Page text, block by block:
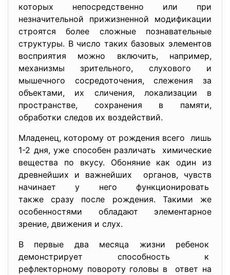
которых непосредственно или при
незначительной прижизненной модификации
строятся более сложные познавательные
структуры. В число таких базовых элементов
восприятия можно включить, например,
механизмы зрительного, слухового и
мышечного сосредоточения, слежения за
объектами, их сличения, локализации в
пространстве, сохранения в памяти,
обработки следов их воздействий.
Младенец, которому от рождения всего лишь
1-2 дня, уже способен различать химические
вещества по вкусу. Обоняние как один из
древнейших и важнейших органов, чувств
начинает у него функционировать
также сразу после рождения. Такими же
особенностями обладают элементарное
зрение, движения и слух.
В первые два месяца жизни ребенок
демонстрирует способность к
рефлекторному повороту головы в ответ на